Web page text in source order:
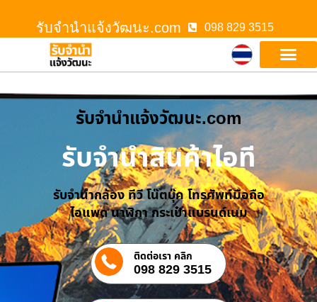
รับจํานําแจ้งวัฒนะ.com 098 829 3515
รับจํานําแจ้งวัฒนะ.com
รับจำนำสินค้าไอที
รับจำนำกล้อง ทีวี โน๊ตบุ๊ค โทรศัพท์มือถือ
ไอแพด นาฬิกา กระเป๋าแบรนด์เนม
ติดต่อเรา คลิก
098 829 3515